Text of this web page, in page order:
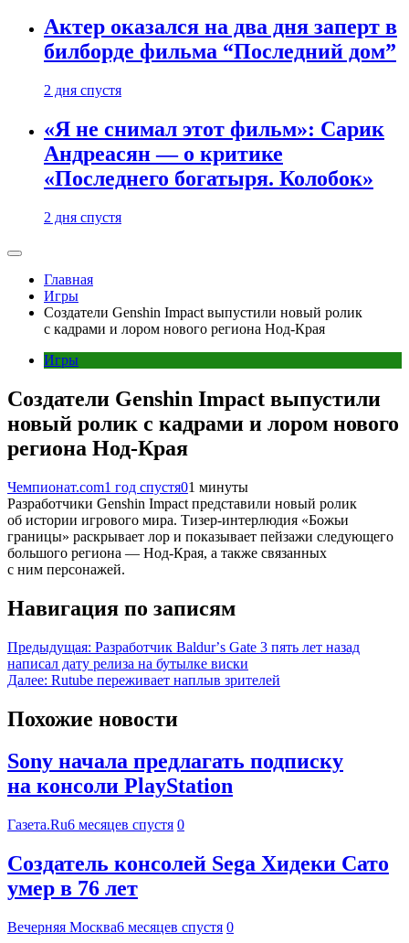
Актер оказался на два дня заперт в
билборде фильма “Последний дом”
2 дня спустя
«Я не снимал этот фильм»: Сарик
Андреасян — о критике
«Последнего богатыря. Колобок»
2 дня спустя
Главная
Игры
Создатели Genshin Impact выпустили новый ролик
с кадрами и лором нового региона Нод-Края
Игры
Создатели Genshin Impact выпустили
новый ролик с кадрами и лором нового
региона Нод-Края
Чемпионат.com1 год спустя01 минуты
Разработчики Genshin Impact представили новый ролик
об истории игрового мира. Тизер-интерлюдия «Божьи
границы» раскрывает лор и показывает пейзажи следующего
большого региона — Нод-Края, а также связанных
с ним персонажей.
Навигация по записям
Предыдущая: Разработчик Baldurʼs Gate 3 пять лет назад
написал дату релиза на бутылке виски
Далее: Rutube переживает наплыв зрителей
Похожие новости
Sony начала предлагать подписку
на консоли PlayStation
Газета.Ru6 месяцев спустя 0
Создатель консолей Sega Хидеки Сато
умер в 76 лет
Вечерняя Москва6 месяцев спустя 0